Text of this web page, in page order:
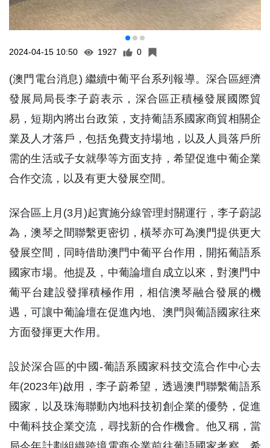
2024-04-15 10:50 1927 0
(澳門電台消息) 繼續中葡平台系列報導。深合區經濟
發展局局長李子蔚表示，深合區正積極發展國際貿
易，短期內將出台政策，支持葡語系國家商貿相關企
業及人才落戶，包括免費支持場地，以及人員落戶所
需的生活或子女就學等方面支持，希望促進中葡企業
合作交流，以及有更大發展空間。
深合區上月(3月)起實施分線管理封關運行，李子蔚認
為，澳琴之間聯繫更密切，橫琴亦可為澳門提供更大
發展空間，同時借助澳門中葡平台作用，開拓葡語系
國家市場。他提及，中葡論壇自成立以來，對澳門中
葡平台建設發揮積極作用，相信澳琴融合發展的機
遇，可讓中葡論壇在促進內地、澳門與葡語國家往來
方面發揮更大作用。
設於深合區的中國-葡語系國家科技交流合作中心去
年(2023年)啟用，李子蔚希望，透過澳門聯繫葡語系
國家，以及珠海聯動內地科技初創企業的優勢，促進
中葡科技企業交流，尋找新的合作機會。他又稱，當